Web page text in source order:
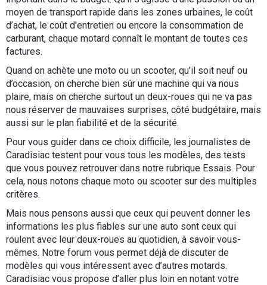
moyen de transport rapide dans les zones urbaines, le coût
d’achat, le coût d’entretien ou encore la consommation de
carburant, chaque motard connaît le montant de toutes ces
factures.
Quand on achète une moto ou un scooter, qu’il soit neuf ou
d’occasion, on cherche bien sûr une machine qui va nous
plaire, mais on cherche surtout un deux-roues qui ne va pas
nous réserver de mauvaises surprises, côté budgétaire, mais
aussi sur le plan fiabilité et de la sécurité.
Pour vous guider dans ce choix difficile, les journalistes de
Caradisiac testent pour vous tous les modèles, des tests
que vous pouvez retrouver dans notre rubrique Essais. Pour
cela, nous notons chaque moto ou scooter sur des multiples
critères.
Mais nous pensons aussi que ceux qui peuvent donner les
informations les plus fiables sur une auto sont ceux qui
roulent avec leur deux-roues au quotidien, à savoir vous-
mêmes. Notre forum vous permet déjà de discuter de
modèles qui vous intéressent avec d’autres motards.
Caradisiac vous propose d’aller plus loin en notant votre